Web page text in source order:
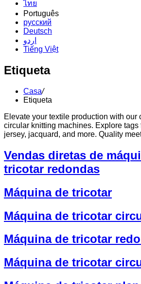
ไทย
Português
русский
Deutsch
اردو
Tiếng Việt
Etiqueta
Casa/
Etiqueta
Elevate your textile production with our
circular knitting machines. Explore
jersey, jacquard, and more. Quality
Vendas diretas de
tricotar redondas
Máquina de tricotar
Máquina de tricotar
Máquina de tricotar
Máquina de tricotar